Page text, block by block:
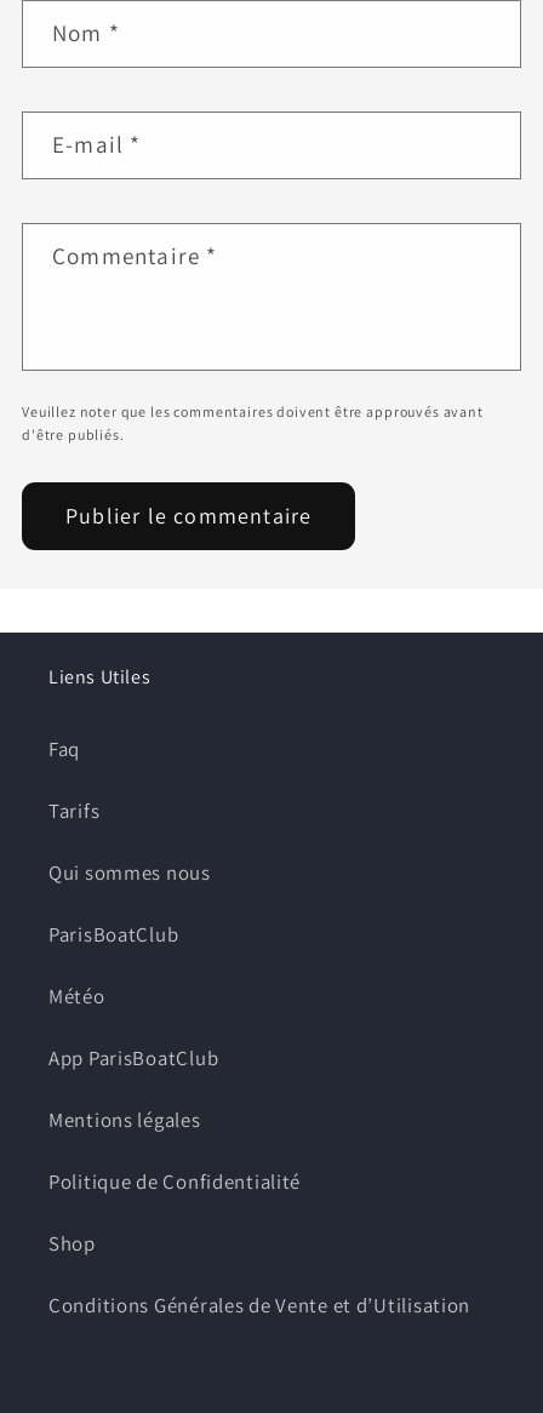
Nom *
E-mail *
Commentaire *
Veuillez noter que les commentaires doivent être approuvés avant
d'être publiés.
Liens Utiles
Faq
Tarifs
Qui sommes nous
ParisBoatClub
Météo
App ParisBoatClub
Mentions légales
Politique de Confidentialité
Shop
Conditions Générales de Vente et d’Utilisation